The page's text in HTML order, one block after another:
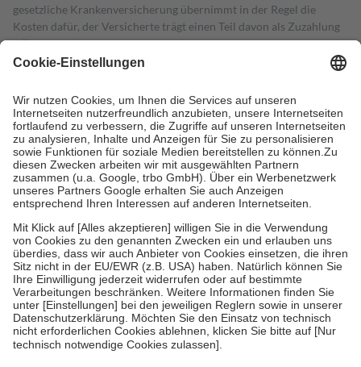
gesetzliche Krankenversicherung übernimmt in der Regel die
Kosten dafür, der Versicherte trägt einen Teil davon als Zuzahlung
mit.
Grundsätzlich leisten Mitglieder Zuzahlungen in Höhe von zehn
höchstens zehn Euro.
Es sind jedoch nie mehr als die tatsächlichen
Kosten der Leistung zu entrichten.
Diese Regeln gelten grundsätzlich auch für Online-Apotheken.
Bei Heilmitteln und häuslicher Krankenpflege beträgt die
Zuzahlung zehn Prozent der Kosten sowie zehn Euro je
Verordnung.
Um das Engagement der Versicherten für ihre eigene Gesundheit zu
stärken und die besondere Stellung der Familie zu unterstützen,
fallenkeine Zuzahlungenan bei:
• Kindern und Jugendlichen bis zum vollendeten 18. Lebensjahr
mit Ausnahme der Fahrkosten
• Untersuchungen zur Vorsorge und Früherkennung, die von der
GKV getragen werden
• empfohlenen Schutzimpfungen
• Harn- und Blutteststreifen